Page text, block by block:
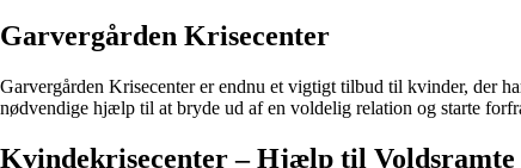
Garvergården Krisecenter
Garvergården Krisecenter er endnu et vigtigt tilbud til kvinder, der
nødvendige hjælp til at bryde ud af en voldelig relation og starte
Kvindekrisecenter – Hjælp til